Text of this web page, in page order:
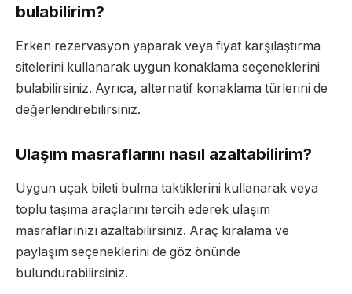
bulabilirim?
Erken rezervasyon yaparak veya fiyat karşılaştırma
sitelerini kullanarak uygun konaklama seçeneklerini
bulabilirsiniz. Ayrıca, alternatif konaklama türlerini de
değerlendirebilirsiniz.
Ulaşım masraflarını nasıl azaltabilirim?
Uygun uçak bileti bulma taktiklerini kullanarak veya
toplu taşıma araçlarını tercih ederek ulaşım
masraflarınızı azaltabilirsiniz. Araç kiralama ve
paylaşım seçeneklerini de göz önünde
bulundurabilirsiniz.